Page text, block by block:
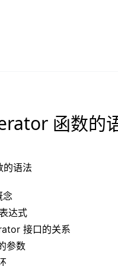
函数的
的语法
念
达式
接口的关系
参数